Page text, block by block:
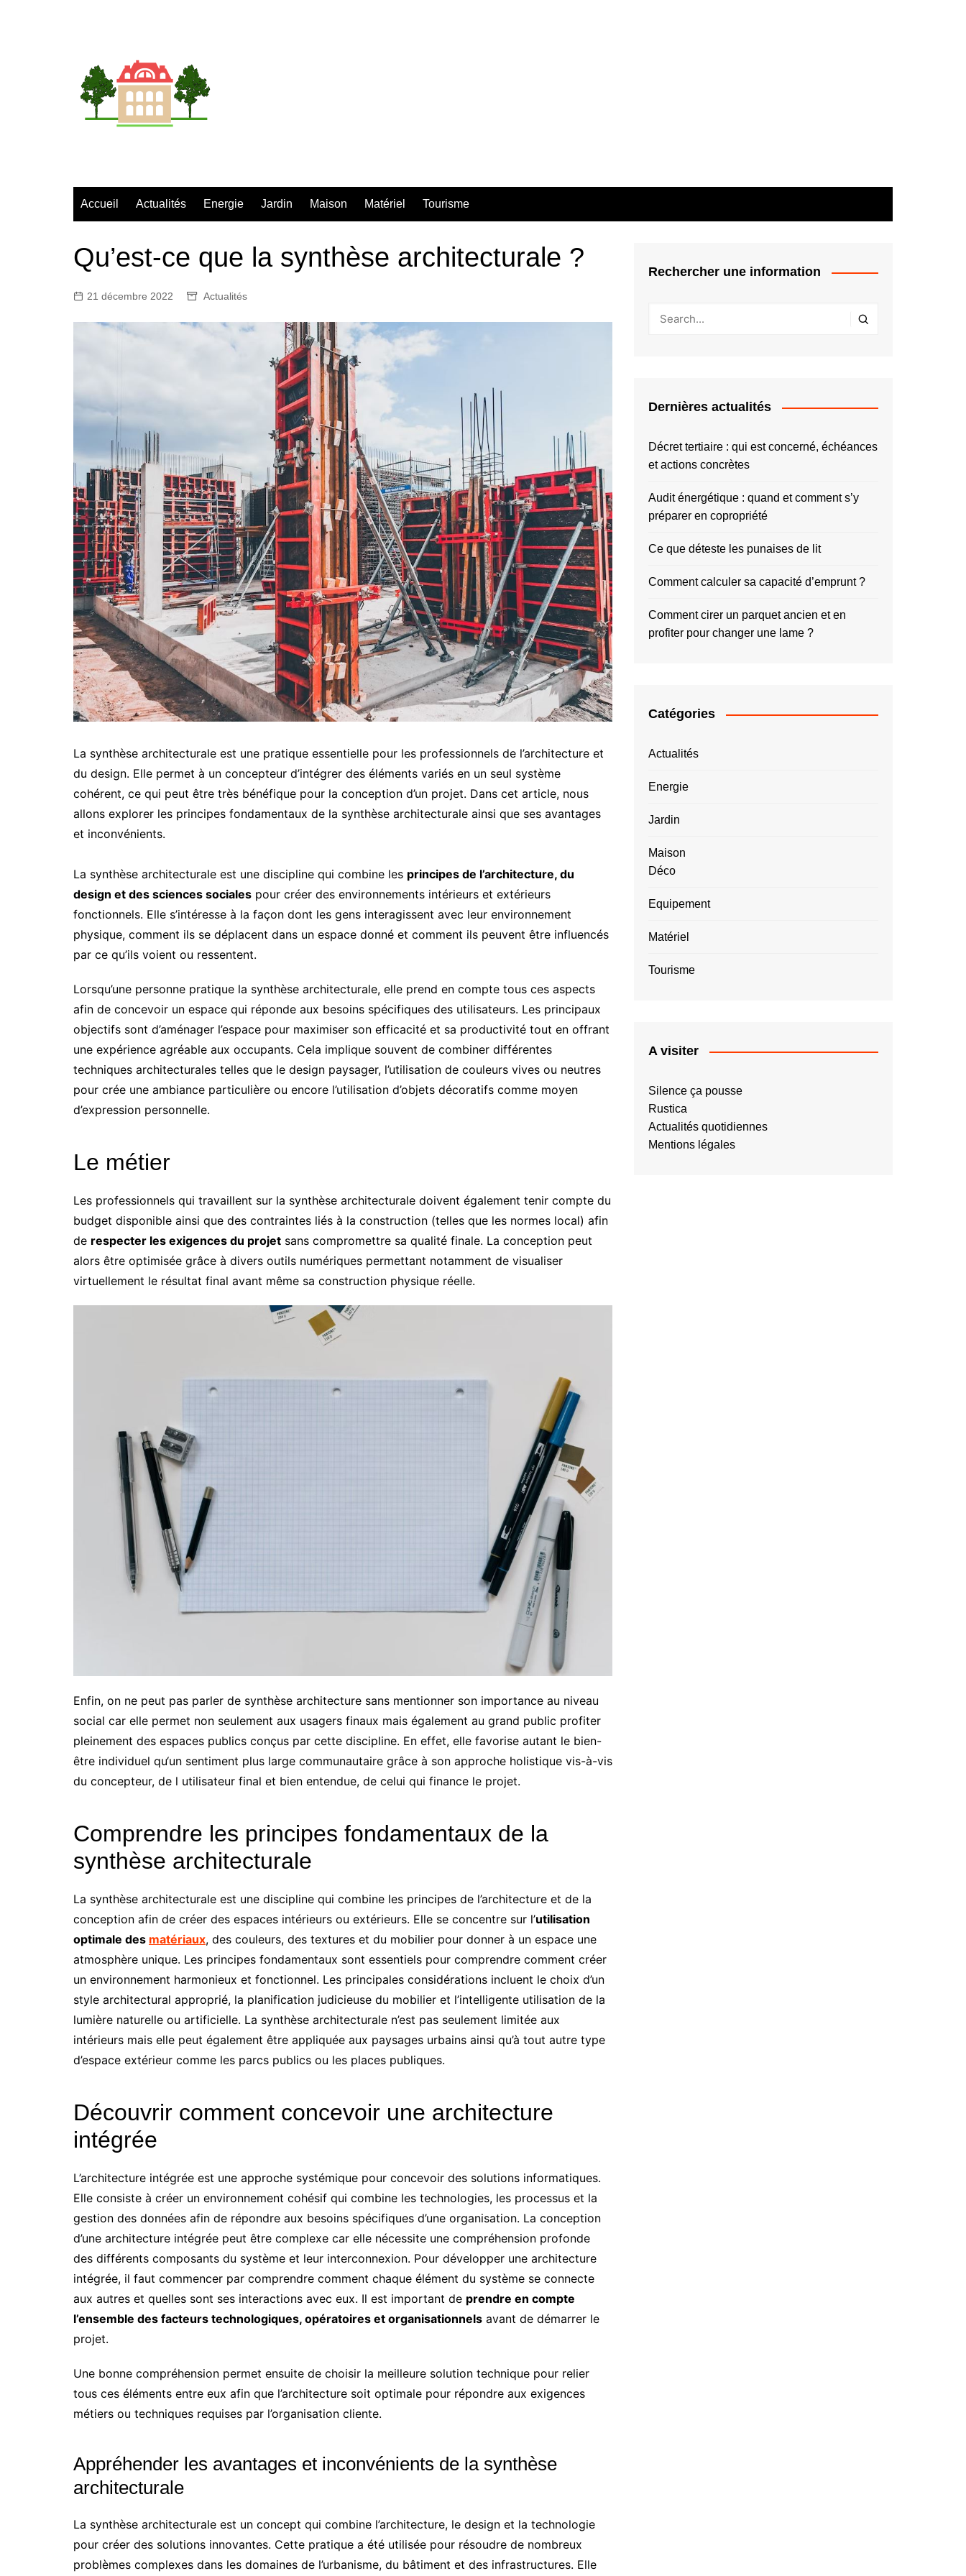
Accueil Actualités Energie Jardin Maison Matériel Tourisme
Qu’est-ce que la synthèse architecturale ?
21 décembre 2022 Actualités
La synthèse architecturale est une pratique essentielle pour les professionnels de l’architecture et
du design. Elle permet à un concepteur d’intégrer des éléments variés en un seul système
cohérent, ce qui peut être très bénéfique pour la conception d’un projet. Dans cet article, nous
allons explorer les principes fondamentaux de la synthèse architecturale ainsi que ses avantages
et inconvénients.
La synthèse architecturale est une discipline qui combine les principes de l’architecture, du
design et des sciences sociales pour créer des environnements intérieurs et extérieurs
fonctionnels. Elle s’intéresse à la façon dont les gens interagissent avec leur environnement
physique, comment ils se déplacent dans un espace donné et comment ils peuvent être influencés
par ce qu’ils voient ou ressentent.
Lorsqu’une personne pratique la synthèse architecturale, elle prend en compte tous ces aspects
afin de concevoir un espace qui réponde aux besoins spécifiques des utilisateurs. Les principaux
objectifs sont d’aménager l’espace pour maximiser son efficacité et sa productivité tout en offrant
une expérience agréable aux occupants. Cela implique souvent de combiner différentes
techniques architecturales telles que le design paysager, l’utilisation de couleurs vives ou neutres
pour crée une ambiance particulière ou encore l’utilisation d’objets décoratifs comme moyen
d’expression personnelle.
Le métier
Les professionnels qui travaillent sur la synthèse architecturale doivent également tenir compte du
budget disponible ainsi que des contraintes liés à la construction (telles que les normes local) afin
de respecter les exigences du projet sans compromettre sa qualité finale. La conception peut
alors être optimisée grâce à divers outils numériques permettant notamment de visualiser
virtuellement le résultat final avant même sa construction physique réelle.
Enfin, on ne peut pas parler de synthèse architecture sans mentionner son importance au niveau
social car elle permet non seulement aux usagers finaux mais également au grand public profiter
pleinement des espaces publics conçus par cette discipline. En effet, elle favorise autant le bien-
être individuel qu‘un sentiment plus large communautaire grâce à son approche holistique vis-à-vis
du concepteur, de l utilisateur final et bien entendue, de celui qui finance le projet.
Comprendre les principes fondamentaux de la
synthèse architecturale
La synthèse architecturale est une discipline qui combine les principes de l’architecture et de la
conception afin de créer des espaces intérieurs ou extérieurs. Elle se concentre sur l’utilisation
optimale des matériaux, des couleurs, des textures et du mobilier pour donner à un espace une
atmosphère unique. Les principes fondamentaux sont essentiels pour comprendre comment créer
un environnement harmonieux et fonctionnel. Les principales considérations incluent le choix d’un
style architectural approprié, la planification judicieuse du mobilier et l’intelligente utilisation de la
lumière naturelle ou artificielle. La synthèse architecturale n’est pas seulement limitée aux
intérieurs mais elle peut également être appliquée aux paysages urbains ainsi qu’à tout autre type
d’espace extérieur comme les parcs publics ou les places publiques.
Découvrir comment concevoir une architecture
intégrée
L’architecture intégrée est une approche systémique pour concevoir des solutions informatiques.
Elle consiste à créer un environnement cohésif qui combine les technologies, les processus et la
gestion des données afin de répondre aux besoins spécifiques d’une organisation. La conception
d’une architecture intégrée peut être complexe car elle nécessite une compréhension profonde
des différents composants du système et leur interconnexion. Pour développer une architecture
intégrée, il faut commencer par comprendre comment chaque élément du système se connecte
aux autres et quelles sont ses interactions avec eux. Il est important de prendre en compte
l’ensemble des facteurs technologiques, opératoires et organisationnels avant de démarrer le
projet.
Une bonne compréhension permet ensuite de choisir la meilleure solution technique pour relier
tous ces éléments entre eux afin que l’architecture soit optimale pour répondre aux exigences
métiers ou techniques requises par l’organisation cliente.
Appréhender les avantages et inconvénients de la synthèse
architecturale
La synthèse architecturale est un concept qui combine l’architecture, le design et la technologie
pour créer des solutions innovantes. Cette pratique a été utilisée pour résoudre de nombreux
problèmes complexes dans les domaines de l’urbanisme, du bâtiment et des infrastructures. Elle
Rechercher une information
Dernières actualités
Décret tertiaire : qui est concerné, échéances
et actions concrètes
Audit énergétique : quand et comment s’y
préparer en copropriété
Ce que déteste les punaises de lit
Comment calculer sa capacité d’emprunt ?
Comment cirer un parquet ancien et en
profiter pour changer une lame ?
Catégories
Actualités
Energie
Jardin
Maison
Déco
Equipement
Matériel
Tourisme
A visiter
Silence ça pousse
Rustica
Actualités quotidiennes
Mentions légales